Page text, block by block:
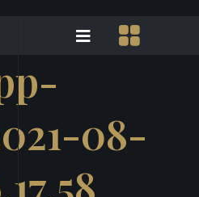
08-